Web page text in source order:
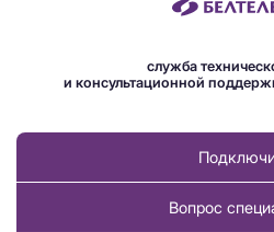
служба
и консультационной
Вопрос